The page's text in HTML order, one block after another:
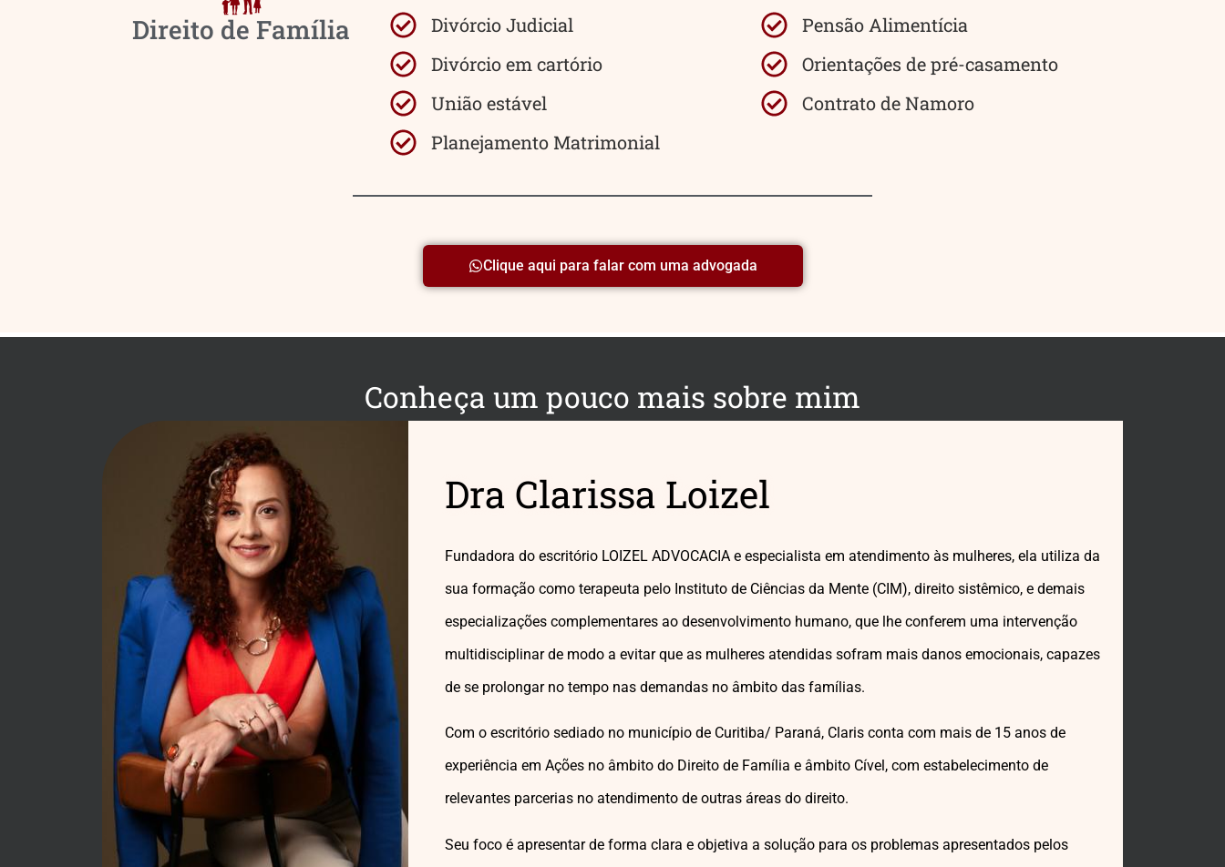
Direito de Família
Divórcio Judicial
Divórcio em cartório
União estável
Planejamento Matrimonial
Pensão Alimentícia
Orientações de pré-casamento
Contrato de Namoro
Clique aqui para falar com uma advogada
Conheça um pouco mais sobre mim
Dra Clarissa Loizel
Fundadora do escritório LOIZEL ADVOCACIA e especialista em atendimento às mulheres, ela utiliza da
sua formação como terapeuta pelo Instituto de Ciências da Mente (CIM), direito sistêmico, e demais
especializações complementares ao desenvolvimento humano, que lhe conferem uma intervenção
multidisciplinar de modo a evitar que as mulheres atendidas sofram mais danos emocionais, capazes
de se prolongar no tempo nas demandas no âmbito das famílias.
Com o escritório sediado no município de Curitiba/ Paraná, Claris conta com mais de 15 anos de
experiência em Ações no âmbito do Direito de Família e âmbito Cível, com estabelecimento de
relevantes parcerias no atendimento de outras áreas do direito.
Seu foco é apresentar de forma clara e objetiva a solução para os problemas apresentados pelos